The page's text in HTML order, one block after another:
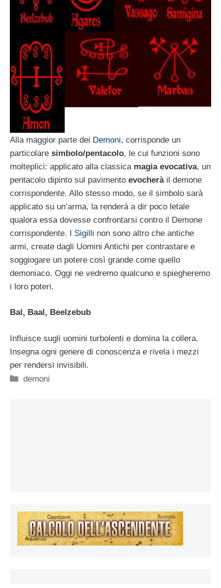
Alla maggior parte dei Demoni, corrisponde un
particolare simbolo/pentacolo, le cui funzioni sono
molteplici: applicato alla classica magia evocativa, un
pentacolo dipinto sul pavimento evocherà il demone
corrispondente. Allo stesso modo, se il simbolo sarà
applicato su un’arma, la renderà a dir poco letale
qualora essa dovesse confrontarsi contro il Demone
corrispondente. I Sigilli non sono altro che antiche
armi, create dagli Uomini Antichi per contrastare e
soggiogare un potere così grande come quello
demoniaco. Oggi ne vedremo qualcuno e spiegheremo
i loro poteri.
Bal, Baal, Beelzebub
Influisce sugli uomini turbolenti e domina la collera.
Insegna ogni genere di conoscenza e rivela i mezzi
per rendersi invisibili.
Categorie
demoni